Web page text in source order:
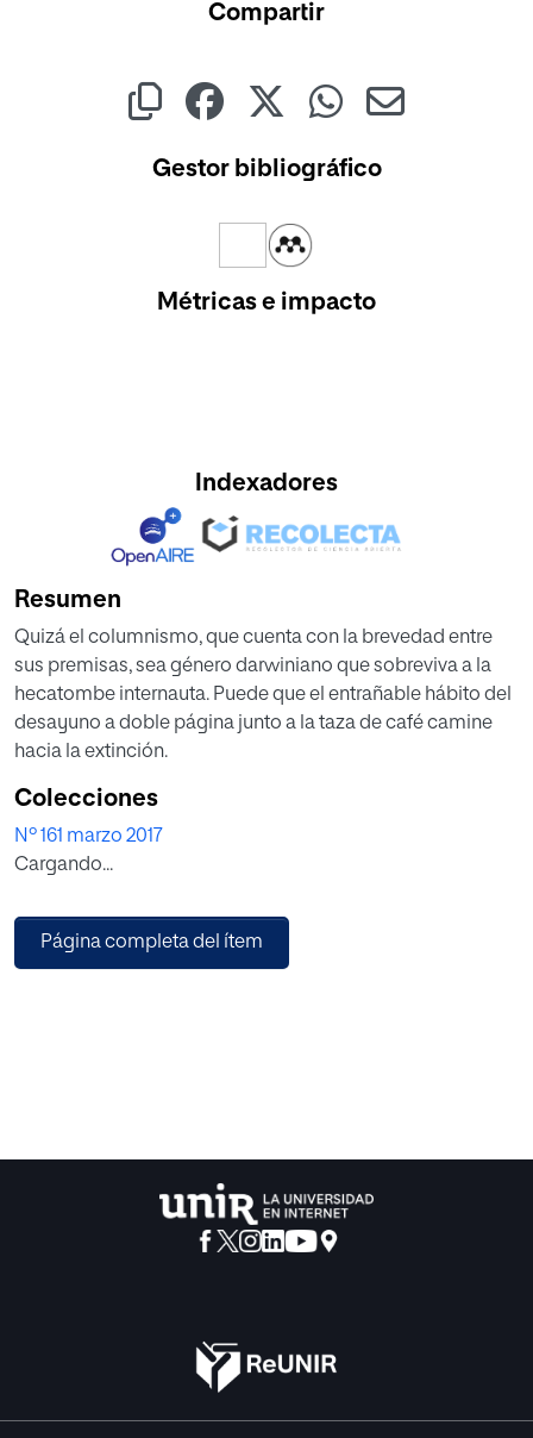
Compartir
Gestor bibliográfico
Métricas e impacto
Indexadores
Resumen
Quizá el columnismo, que cuenta con la brevedad entre
sus premisas, sea género darwiniano que sobreviva a la
hecatombe internauta. Puede que el entrañable hábito del
desayuno a doble página junto a la taza de café camine
hacia la extinción.
Colecciones
Nº 161 marzo 2017
Cargando...
Página completa del ítem